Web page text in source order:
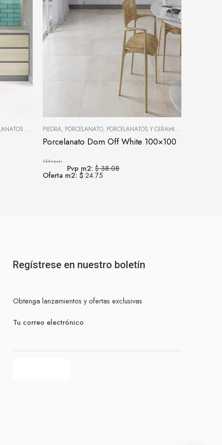
Y CERÁMICAS PIEDRA, PORCELANATO, PORCELANATOS Y CERÁMICAS
Porcelanato Dom Off White 100×100
Pvp m2: $ 38.08
Oferta m2: $24.75
Regístrese en nuestro boletín
Obtenga lanzamientos y ofertas exclusivas
Tu correo electrónico